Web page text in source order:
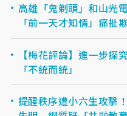
高雄「鬼剃頭」和山光
「前一天才知情」痛批
【梅花評論】進一步探
「不統而統」
提醒秩序遭小六生攻擊